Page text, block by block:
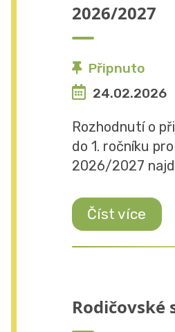
2026/2027
Připnuto
24.02.2026
Rozhodnutí o
do 1. ročníku
2026/2027
Číst více
Rodičovské